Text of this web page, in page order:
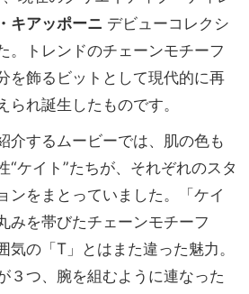
キアッポーニ デビューコレクシ
。トレンドのチェーンモチーフ
を飾るビットとして現代的に再
れ誕生したものです。
介するムービーでは、肌の色も
“ケイト”たちが、それぞれのスタ
ンをまとっていました。「ケイ
みを帯びたチェーンモチーフ
気の「T」とはまた違った魅力。
３つ、腕を組むように連なった